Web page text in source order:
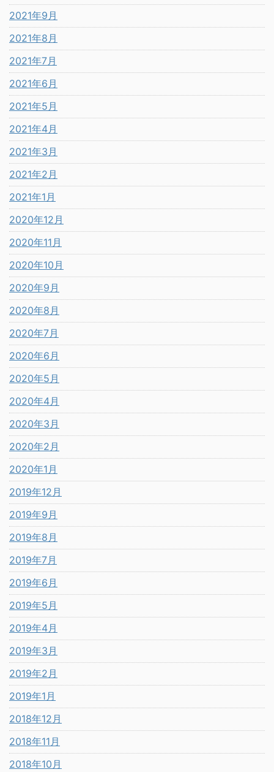
2021年9月
2021年8月
2021年7月
2021年6月
2021年5月
2021年4月
2021年3月
2021年2月
2021年1月
2020年12月
2020年11月
2020年10月
2020年9月
2020年8月
2020年7月
2020年6月
2020年5月
2020年4月
2020年3月
2020年2月
2020年1月
2019年12月
2019年9月
2019年8月
2019年7月
2019年6月
2019年5月
2019年4月
2019年3月
2019年2月
2019年1月
2018年12月
2018年11月
2018年10月